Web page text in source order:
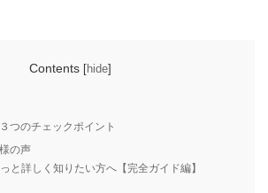
Contents [hide]
つのチェックポイント
の声
と詳しく知りたい方へ【完全ガイド編】